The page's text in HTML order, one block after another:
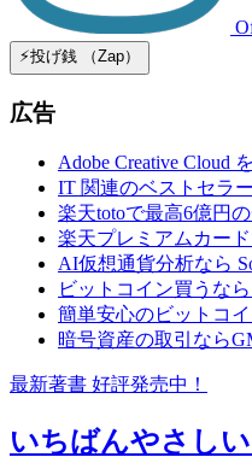
⚡️投げ銭 （Zap）
広告
Adobe Creative Cloud
IT 関連のベストセラ
楽天totoで最高6億円
楽天プレミアムカー
AI仮想通貨分析なら
ビットコイン買うな
簡単安心のビットコ
暗号資産の取引なら
最新著書 好評発売中！
いちばんやさし